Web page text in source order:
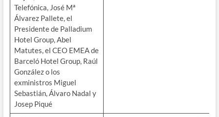
Telefónica, José Mª
Álvarez Pallete, el
Presidente de Palladium
Hotel Group, Abel
Matutes, el CEO EMEA de
Barceló Hotel Group, Raúl
González o los
exministros Miguel
Sebastián, Álvaro Nadal y
Josep Piqué